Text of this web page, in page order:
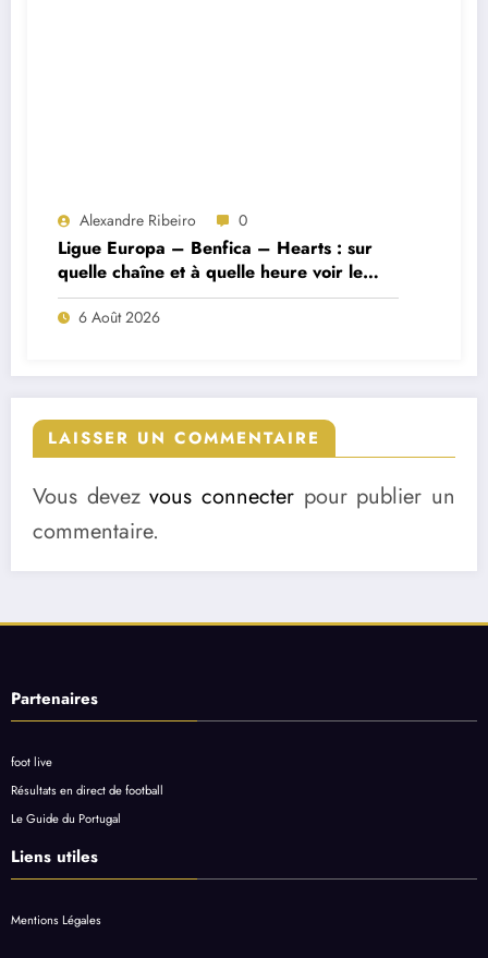
Alexandre Ribeiro 0
Ligue Europa – Benfica – Hearts : sur
quelle chaîne et à quelle heure voir le
match ?
6 Août 2026
LAISSER UN COMMENTAIRE
Vous devezvous connecter pour publier un
commentaire.
Partenaires
foot live
Résultats en direct de football
Le Guide du Portugal
Liens utiles
Mentions Légales